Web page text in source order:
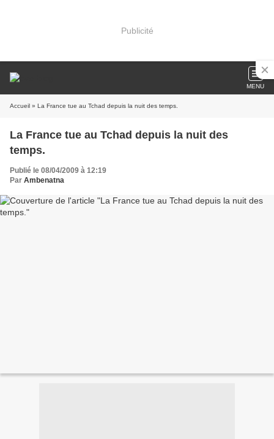
Publicité
MENU
Accueil » La France tue au Tchad depuis la nuit des temps.
La France tue au Tchad depuis la nuit des
temps.
Publié le 08/04/2009 à 12:19
Par Ambenatna